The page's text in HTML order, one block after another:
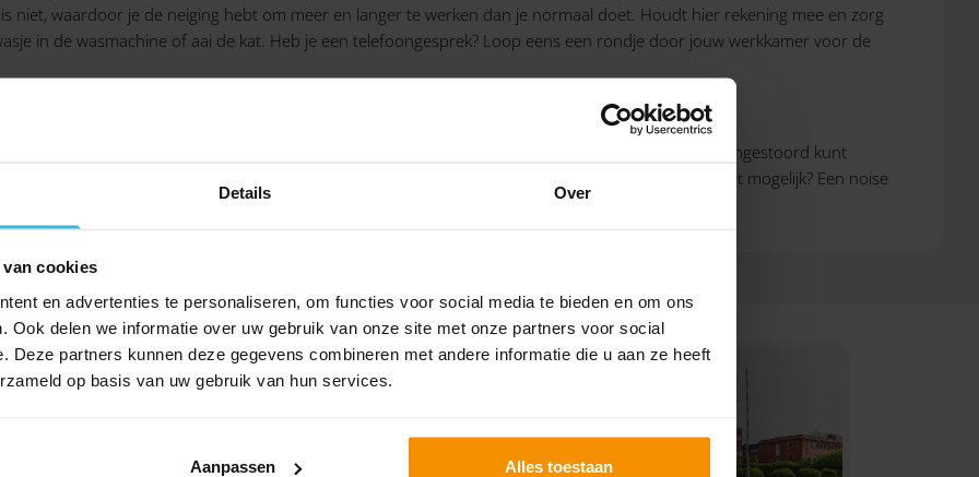
Details Over
cookies
en advertenties te personaliseren, om functies voor social media te bieden en om ons
Ook delen we informatie over uw gebruik van onze site met onze partners voor social
Deze partners kunnen deze gegevens combineren met andere informatie die u aan ze heeft
op basis van uw gebruik van hun services.
Aanpassen Alles toestaan
niet, waardoor je de neiging hebt om meer en langer te werken dan je normaal doet. Houdt hier rekening mee en zorg
in de wasmachine of aai de kat. Heb je een telefoongesprek? Loop eens een rondje door jouw werkkamer voor de
thuiswerkplek
als dat mogelijk is om een rustige kamer in je huis te gebruiken als werkplek. Een plek waar je ongestoord kunt
opgeruimd bureau/tafel en een goede werkhouding. Is een rustige ruimte in jouw thuissituatie niet mogelijk? Een noise
filteren het omgevingsgeluid.